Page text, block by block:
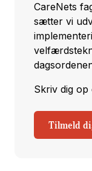
CareNets
sætter vi
Skriv dig op
Tilmeld